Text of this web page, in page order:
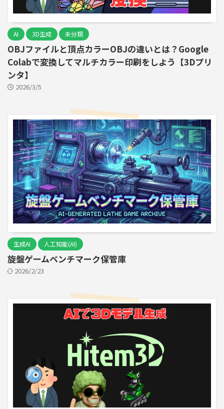
AI 3D生成 未分類
OBJファイルと頂点カラーOBJの違いとは？Google
Colabで変換してマルチカラー印刷をしよう【3Dプリ
ンタ】
2026/3/5
生成AI 人工知能(AI)
旋盤ゲームベンチマーク保管庫
2026/2/23